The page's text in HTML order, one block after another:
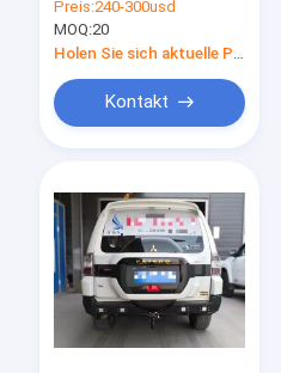
Mitsubishi 2004 nicht
für den
Straßenverkehr
Pajero Bullbar
Preis:240-300usd
MOQ:20
Kontakt